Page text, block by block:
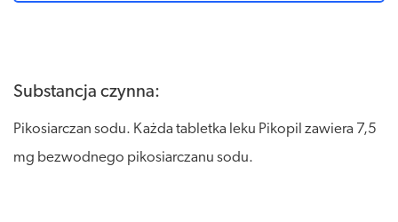
Substancja czynna:
Pikosiarczan sodu. Każda tabletka leku Pikopil zawiera 7,5
mg bezwodnego pikosiarczanu sodu.